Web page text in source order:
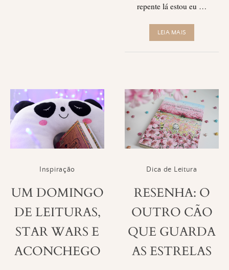
repente lá estou eu …
LEIA MAIS
Inspiração
UM DOMINGO
DE LEITURAS,
STAR WARS E
ACONCHEGO
Dica de Leitura
RESENHA: O
OUTRO CÃO
QUE GUARDA
AS ESTRELAS